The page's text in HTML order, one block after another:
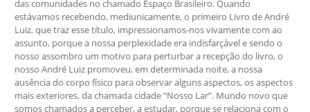
das comunidades no chamado Espaço Brasileiro. Quando
estávamos recebendo, mediunicamente, o primeiro Livro de André
Luiz, que traz esse título, impressionamos-nos vivamente com ao
assunto, porque a nossa perplexidade era indisfarçável e sendo o
nosso assombro um motivo para perturbar a recepção do livro, o
nosso André Luiz promoveu, em determinada noite, a nossa
ausência do corpo físico para observar alguns aspectos, os aspectos
mais exteriores, da chamada cidade “Nosso Lar”. Mundo novo que
somos chamados a perceber, a estudar, porque se relaciona com o